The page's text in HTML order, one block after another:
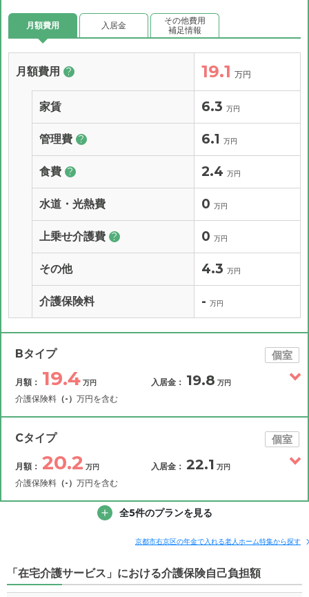
月額費用 入居金
その他費用
補足情報
月額費用 ? 19.1 万円
家賃 6.3 万円
管理費 ? 6.1 万円
食費 ? 2.4 万円
水道・光熱費 0 万円
上乗せ介護費 ? 0 万円
その他 4.3 万円
介護保険料 - 万円
Bタイプ 個室
月額： 19.4 万円
介護保険料 （-） 万円を含む
入居金： 19.8 万円
月額費用 19.4
6.6
6.1 万円
食費 ? 2.4 万円
Cタイプ 個室
月額： 20.2 万円
介護保険料 （-） 万円を含む
入居金： 22.1 万円
入居金
その他費用
補足情報
家賃
全5件のプランを見る
京都市右京区の年金で入れる老人ホーム特集から探す
「在宅介護サービス」における介護保険自己負担額